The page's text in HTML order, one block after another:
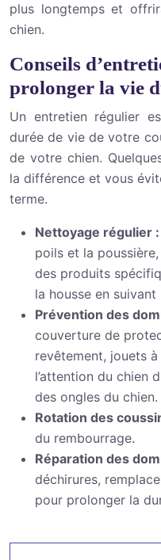
plus longtemps et
chien.
Conseils
prolonger la vie
Un entretien régulier
durée de vie de votre
de votre chien.
la différence et vous
terme.
Nettoyage régulier :
poils et la
des produits
la housse en
Prévention des
couverture de
revêtement, jouets
l’attention du chien
des ongles du chien.
Rotation des
du rembourrage.
Réparation des
déchirures,
pour prolonger la